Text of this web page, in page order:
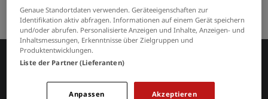
Keine Stellenangebote in der Merkliste vorhanden.
Genaue Standortdaten verwenden. Geräteeigenschaften zur
Identifikation aktiv abfragen. Informationen auf einem Gerät speichern
und/oder abrufen. Personalisierte Anzeigen und Inhalte, Anzeigen- und
Inhaltsmessungen, Erkenntnisse über Zielgruppen und
Produktentwicklungen.
Liste der Partner (Lieferanten)
Akzeptieren
Anpassen